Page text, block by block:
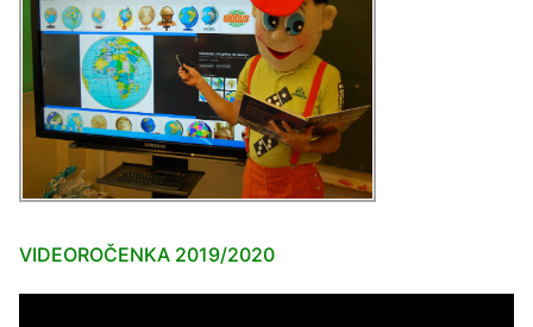
VIDEOROČENKA 2019/2020